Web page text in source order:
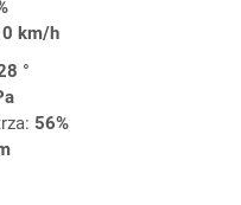
km/h
°
56%